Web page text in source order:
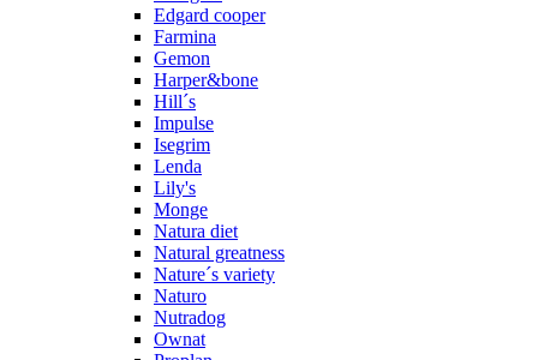
Edgard cooper
Farmina
Gemon
Harper&bone
Hill´s
Impulse
Isegrim
Lenda
Lily's
Monge
Natura diet
Natural greatness
Nature´s variety
Naturo
Nutradog
Ownat